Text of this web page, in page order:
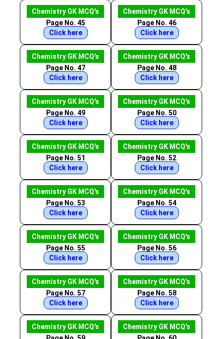
Chemistry GK MCQ's
Page No. 45
Click here
Chemistry GK MCQ's
Page No. 46
Click here
Chemistry GK MCQ's
Page No. 47
Click here
Chemistry GK MCQ's
Page No. 48
Click here
Chemistry GK MCQ's
Page No. 49
Click here
Chemistry GK MCQ's
Page No. 50
Click here
Chemistry GK MCQ's
Page No. 51
Click here
Chemistry GK MCQ's
Page No. 52
Click here
Chemistry GK MCQ's
Page No. 53
Click here
Chemistry GK MCQ's
Page No. 54
Click here
Chemistry GK MCQ's
Page No. 55
Click here
Chemistry GK MCQ's
Page No. 56
Click here
Chemistry GK MCQ's
Page No. 57
Click here
Chemistry GK MCQ's
Page No. 58
Click here
Chemistry GK MCQ's
Chemistry GK MCQ's